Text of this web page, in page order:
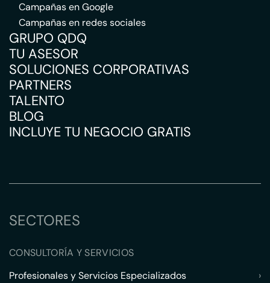
Campañas en Google
Campañas en redes sociales
GRUPO QDQ
TU ASESOR
SOLUCIONES CORPORATIVAS
PARTNERS
TALENTO
BLOG
INCLUYE TU NEGOCIO GRATIS
SECTORES
CONSULTORÍA Y SERVICIOS
Profesionales y Servicios Especializados
›